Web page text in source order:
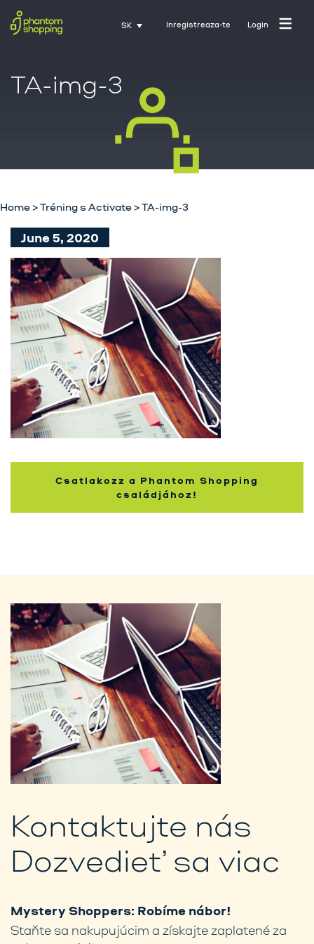
SK Inregistreaza-te Login
Domovská stránka
O nás
Služby
Kontakt
Tréning s Activate
nakupujúcich
TA-img-3
Home>Tréning s Activate>TA-img-3
June 5, 2020
Csatlakozz a Phantom Shopping
családjához!
Kontaktujte nás
Dozvedieť sa viac
Mystery Shoppers: Robíme nábor!
Staňte sa nakupujúcim a získajte zaplatené za